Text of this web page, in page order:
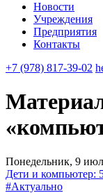
Новости
Учреждения
Предприятия
Контакты
+7 (978) 817-39-02
Понедельник, 9
Дети и компьютер:
#Актуально